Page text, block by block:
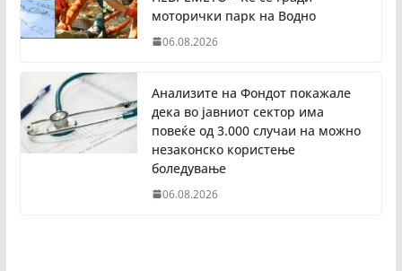
моторички парк на Водно
06.08.2026
Анализите на Фондот покажале
дека во јавниот сектор има
повеќе од 3.000 случаи на можно
незаконско користење
боледување
06.08.2026